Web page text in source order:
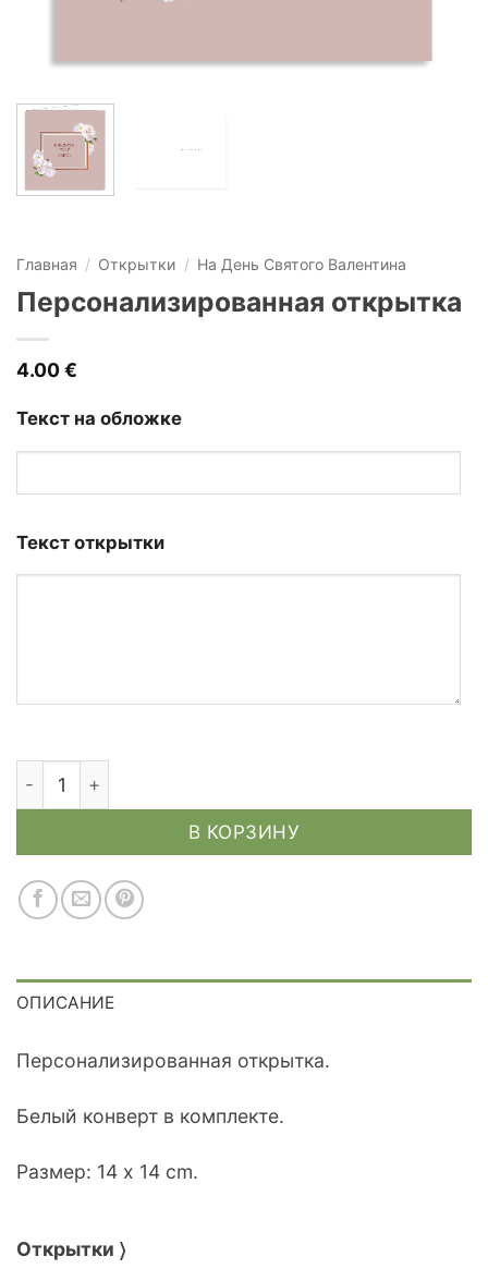
Главная / Открытки / На День Cвятого Валентина
Персонализированная открытка
4.00€
Текст на обложке
Текст открытки
Количество товара Персонализированная
В КОРЗИНУ
ОПИСАНИЕ
Персонализированная открытка.
Белый конверт в комплекте.
Размер: 14 x 14 cm.
Открытки 〉